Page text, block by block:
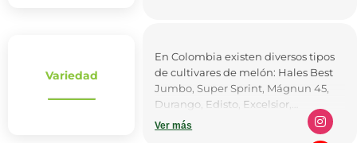
Variedad
En Colombia existen diversos tipos
de cultivares de melón: Hales Best
Jumbo, Super Sprint, Mágnun 45,
Durango, Edisto, Excelsior,
Ovantion, Early-Dew, Dorado,
Dessert F, Voyage F, Gold King, Galia
Ver más